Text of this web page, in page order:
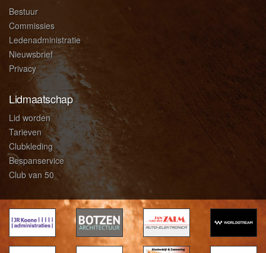
Bestuur
Commissies
Ledenadministratie
Nieuwsbrief
Privacy
Lidmaatschap
Lid worden
Tarieven
Clubkleding
Bespanservice
Club van 50